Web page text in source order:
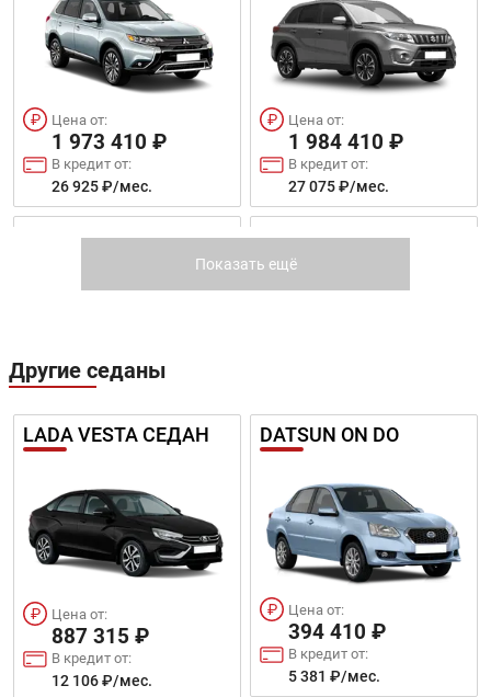
Цена от:
1 973 410 ₽
В кредит от:
26 925 ₽/мес.
Цена от:
1 984 410 ₽
В кредит от:
27 075 ₽/мес.
SKODA SUPERB
Цена от:
1 959 410 ₽
В кредит от:
CHANGAN CS75FL
Цена от:
1 994 310 ₽
В кредит от:
VOLKSWAGEN PASSAT
2020 - 2021
GEELY COOLRAY
Показать ещё
Другие седаны
LADA VESTA СЕДАН
Цена от:
887 315 ₽
В кредит от:
12 106 ₽/мес.
DATSUN ON DO
Цена от:
394 410 ₽
В кредит от:
5 381 ₽/мес.